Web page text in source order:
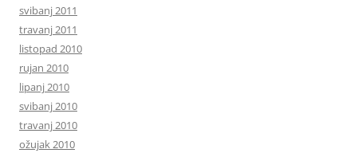
svibanj 2011
travanj 2011
listopad 2010
rujan 2010
lipanj 2010
svibanj 2010
travanj 2010
ožujak 2010